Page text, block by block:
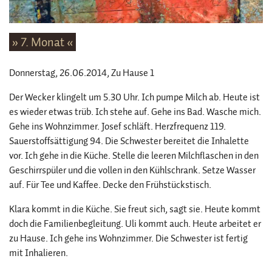
» 7. Monat «
Donnerstag, 26.06.2014, Zu Hause 1
Der Wecker klingelt um 5.30 Uhr. Ich pumpe Milch ab. Heute ist
es wieder etwas trüb. Ich stehe auf. Gehe ins Bad. Wasche mich.
Gehe ins Wohnzimmer. Josef schläft. Herzfrequenz 119.
Sauerstoffsättigung 94. Die Schwester bereitet die Inhalette
vor. Ich gehe in die Küche. Stelle die leeren Milchflaschen in den
Geschirrspüler und die vollen in den Kühlschrank. Setze Wasser
auf. Für Tee und Kaffee. Decke den Frühstückstisch.
Klara kommt in die Küche. Sie freut sich, sagt sie. Heute kommt
doch die Familienbegleitung. Uli kommt auch. Heute arbeitet er
zu Hause. Ich gehe ins Wohnzimmer. Die Schwester ist fertig
mit Inhalieren.